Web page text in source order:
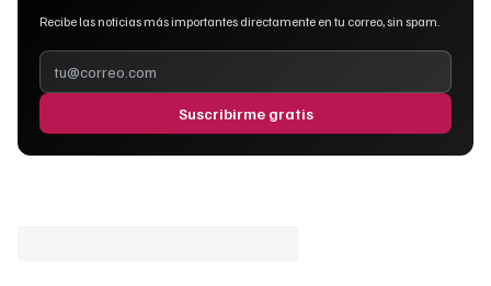
Recibe las noticias más importantes directamente en tu correo, sin spam.
Suscribirme gratis